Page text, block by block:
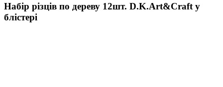
Набір різців по дереву 12шт. D.K.Art&Craft у
блістері